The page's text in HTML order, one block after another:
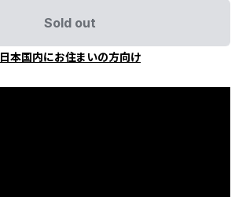
Sold out
日本国内にお住まいの方向け